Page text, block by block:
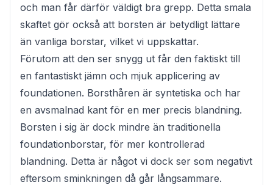
och man får därför väldigt bra grepp. Detta smala
skaftet gör också att borsten är betydligt lättare
än vanliga borstar, vilket vi uppskattar.
Förutom att den ser snygg ut får den faktiskt till
en fantastiskt jämn och mjuk applicering av
foundationen. Borsthåren är syntetiska och har
en avsmalnad kant för en mer precis blandning.
Borsten i sig är dock mindre än traditionella
foundationborstar, för mer kontrollerad
blandning. Detta är något vi dock ser som negativt
eftersom sminkningen då går långsammare.